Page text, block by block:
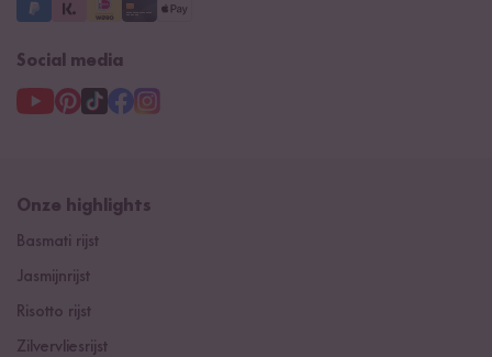
Social media
Onze highlights
Basmati rijst
Jasmijnrijst
Risotto rijst
Zilvervliesrijst